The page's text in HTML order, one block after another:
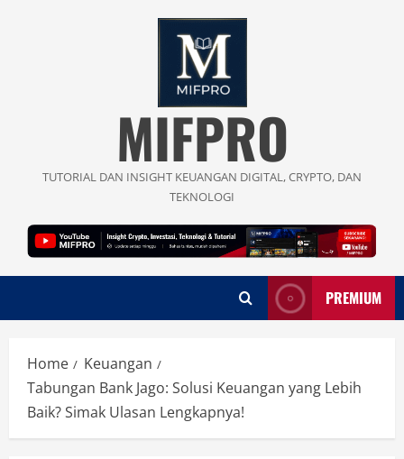
MIFPRO
TUTORIAL DAN INSIGHT KEUANGAN DIGITAL, CRYPTO, DAN
TEKNOLOGI
PREMIUM
Home
Keuangan
Tabungan Bank Jago: Solusi Keuangan yang Lebih
Baik? Simak Ulasan Lengkapnya!